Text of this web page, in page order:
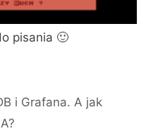
pisania 🙂
i Grafana. A jak